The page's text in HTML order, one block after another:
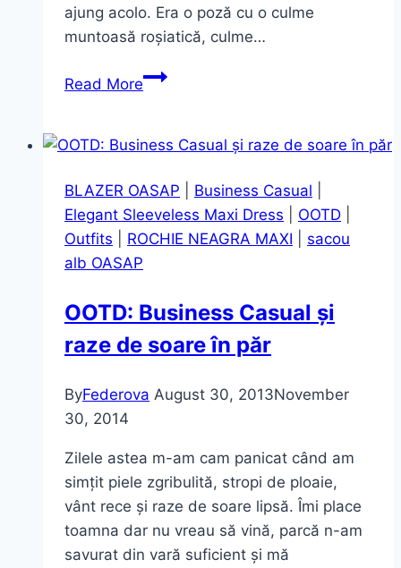
ajung acolo. Era o poză cu o culme
muntoasă roșiatică, culme…
Read MorePlaja
și
de
baie
Vintage
BLAZER OASAP Business Casual
Elegant Sleeveless Maxi Dress
OOTD
Outfits
ROCHIE NEAGRA MAXI
sacou
alb OASAP
OOTD: Business Casual și
raze de soare în păr
ByFederova August 30, 2013November
30, 2014
Zilele astea m-am cam panicat când am
simțit piele zgribulită, stropi de ploaie,
vânt rece și raze de soare lipsă. Îmi place
toamna dar nu vreau să vină, parcă n-am
savurat din vară suficient și mă